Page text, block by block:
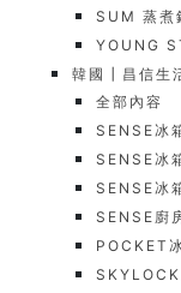
SUM 蒸煮
YOUNG
韓國┃昌信生
全部內容
SENSE冰
SENSE冰
SENSE冰
SENSE廚
POCKET